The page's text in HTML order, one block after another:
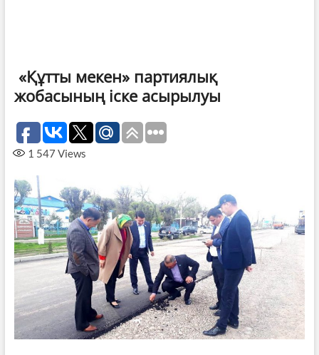
«Құтты мекен» партиялық
жобасының іске асырылуы
1 547 Views